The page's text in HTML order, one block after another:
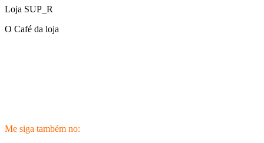
Loja SUP_R
O Café da loja
Me siga também no: